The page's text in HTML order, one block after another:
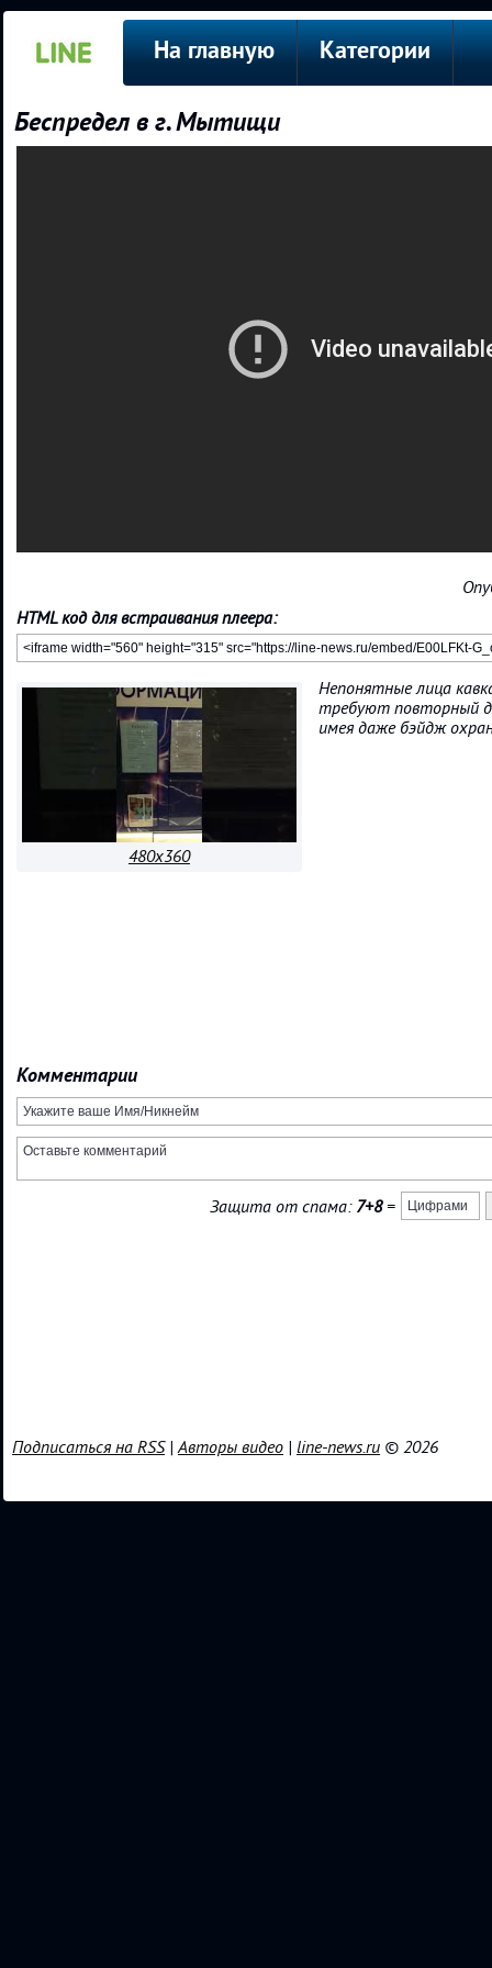
На главную Категории
Беспредел в г. Мытищи
HTML код для встраивания плеера:
480x360
Непонятные лица
требуют повторный
имея даже бэйдж
Комментарии
Защита от спама: 7+8=
Подписаться на RSS|Авторы видео | line-news.ru © 2026